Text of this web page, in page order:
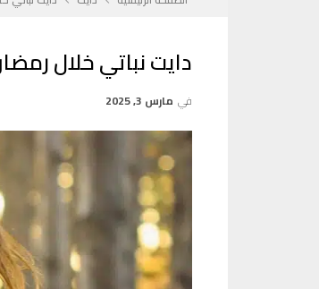
دايت نباتي خلال
في مارس 3, 2025